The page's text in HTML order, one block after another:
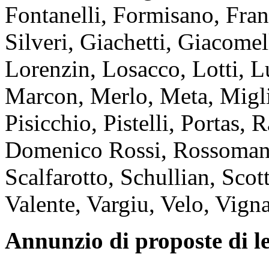
Fontanelli, Formisano,
Silveri, Giachetti,
Lorenzin, Losacco, Lotti,
Marcon, Merlo, Meta,
Pisicchio, Pistelli, Portas,
Domenico Rossi,
Scalfarotto, Schullian,
Valente, Vargiu, Velo,
Annunzio di proposte di